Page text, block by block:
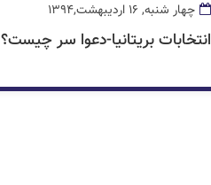
چهار شنبه, 16 اردیبهشت,1394
انتخابات بریتانیا-دعوا سر چیست؟